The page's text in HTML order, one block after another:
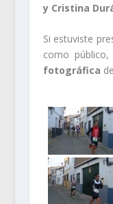
y Cristina
Si estuviste
como
fotográfica